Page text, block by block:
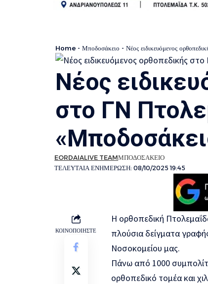
Home - Μποδοσάκειο - Νέος ειδικευόμενος
Νέος
στο ΓΝ
ΤΕΛΕΥΤΑΙΑ ΕΝΗΜΕΡΩΣΗ: 08/10/2025 19:45
EORDAIALIVE TEAMΜΠΟΔΟΣΑΚΕΙΟ
ΚΟΙΝΟΠΟΙΗΣΤΕ
Η ορθοπεδική
πλούσια δείγματα
Νοσοκομείου μας.
Πάνω από 1000
ορθοπεδικό τομέα και